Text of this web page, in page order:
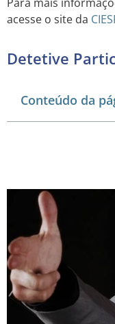
acesse o site da
Detetive
Conteúdo da